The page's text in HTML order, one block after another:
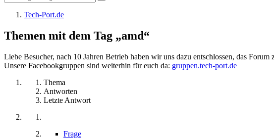
Tech-Port.de
Themen mit dem Tag „amd“
Liebe Besucher, nach 10 Jahren Betrieb haben wir uns dazu entschlossen, das
Unsere Facebookgruppen sind weiterhin für euch da: gruppen.tech-port.de
Thema
Antworten
Letzte Antwort
Frage